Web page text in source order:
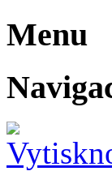
Menu